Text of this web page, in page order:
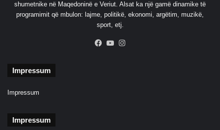
shumetnike në Maqedoninë e Veriut. Alsat ka një gamë dinamike të
programimit që mbulon: lajme, politikë, ekonomi, argëtim, muzikë,
sport, etj.
Facebook
YouTube
Impressum
Impressum
Impressum